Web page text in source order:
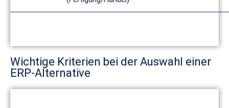
Wichtige Kriterien bei der Auswahl einer
ERP-Alternative